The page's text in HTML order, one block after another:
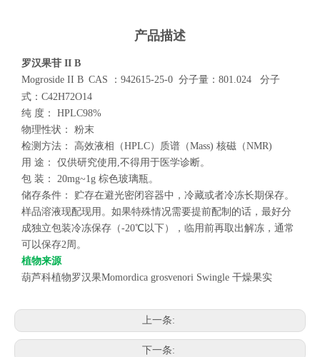
产品描述
罗汉果苷 II B
Mogroside II B CAS ： 942615-25-0 分子量： 801.024 分子
式： C42H72O14
纯 度：
HPLC98%
物理性状：
粉末
检测方法：
高效液相（HPLC）质谱（Mass) 核磁（NMR)
用 途： 仅供研究使用 ,不得用于医学诊断。
包 装： 20mg~1g 棕色玻璃瓶。
储存条件：
贮存在避光密闭容器中，冷藏或者冷冻长期保存。
样品溶液现配现用。如果特殊情况需要提前配制的话，最好分
成独立包装冷冻保存（-20℃以下），临用前再取出解冻，通常
可以保存2周。
植物来源
葫芦科植物罗汉果Momordica grosvenori Swingle 干燥果实
上一条:
下一条: